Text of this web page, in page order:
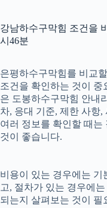
강남하수구막힘 조건을
시46분
은평하수구막힘를 비교
조건을 확인하는 것이 중
은 도봉하수구막힘 안내
차, 응대 기준, 제한 사항,
여러 정보를 확인할 때는
것이 좋습니다.
비용이 있는 경우에는
고, 절차가 있는 경우에
되는지 살펴보는 것이 필